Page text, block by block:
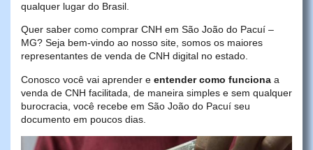
qualquer lugar do Brasil.
Quer saber como comprar CNH em São João do Pacuí –
MG? Seja bem-vindo ao nosso site, somos os maiores
representantes de venda de CNH digital no estado.
Conosco você vai aprender e entender como funciona a
venda de CNH facilitada, de maneira simples e sem qualquer
burocracia, você recebe em São João do Pacuí seu
documento em poucos dias.